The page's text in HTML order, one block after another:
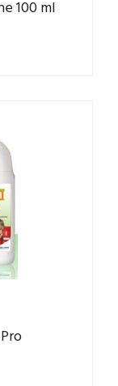
100 ml